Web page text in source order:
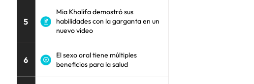
5
Mia Khalifa demostró sus
habilidades con la garganta en un
nuevo video
6
El sexo oral tiene múltiples
beneficios para la salud